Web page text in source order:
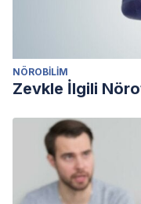
NÖROBILIM
Zevkle İlgili